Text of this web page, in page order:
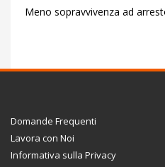
Meno sopravvivenza ad
Domande Frequenti
Lavora con Noi
Informativa sulla Privacy